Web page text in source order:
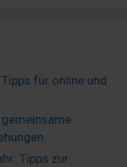
für online und
Tipps zur